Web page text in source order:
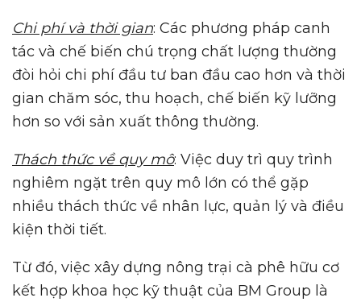
Chi phí và thời gian: Các phương pháp canh
tác và chế biến chú trọng chất lượng thường
đòi hỏi chi phí đầu tư ban đầu cao hơn và thời
gian chăm sóc, thu hoạch, chế biến kỹ lưỡng
hơn so với sản xuất thông thường.
Thách thức về quy mô: Việc duy trì quy trình
nghiêm ngặt trên quy mô lớn có thể gặp
nhiều thách thức về nhân lực, quản lý và điều
kiện thời tiết.
Từ đó, việc xây dựng nông trại cà phê hữu cơ
kết hợp khoa học kỹ thuật của BM Group là